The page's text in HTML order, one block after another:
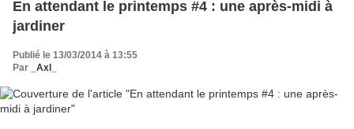
En attendant le printemps #4 : une après-midi à
jardiner
Publié le 13/03/2014 à 13:55
Par
_Axl_